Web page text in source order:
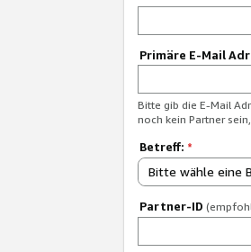
Primäre E-Mail
Bitte gib die E-Mail
noch kein Partner
Betreff: *
Bitte wähle eine
Partner-ID